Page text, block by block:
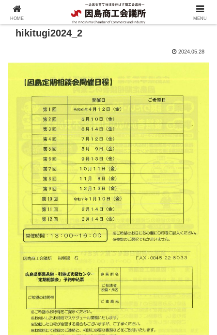
hikitugi2024_2
2024.05.28
HOME MENU